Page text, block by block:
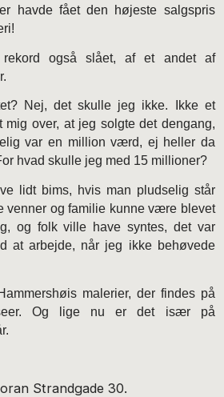
havde fået den højeste salgspris
også slået, af et andet af
Nej, det skulle jeg ikke. Ikke et
over, at jeg solgte det dengang,
var en million værd, ej heller da
hvad skulle jeg med 15 millioner?
lidt bims, hvis man pludselig står
venner og familie kunne være blevet
og folk ville have syntes, det var
at arbejde, når jeg ikke behøvede
malerier, der findes på
Og lige nu er det især på